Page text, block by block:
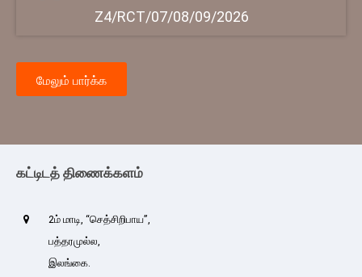
Z4/RCT/07/08/09/2026
மேலும் பார்க்க
கட்டிடத் திணைக்களம்
2ம் மாடி, “செத்சிறிபாய”,
பத்தரமுல்ல,
இலங்கை.